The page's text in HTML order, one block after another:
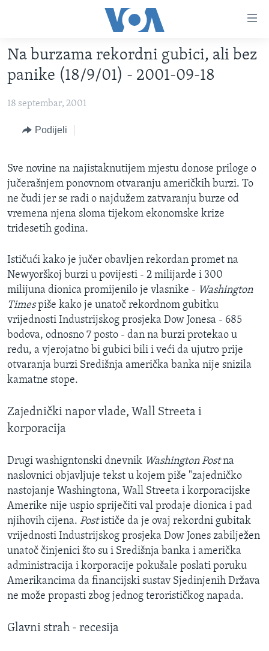
glavni
sadržaj
Pređi
na
navigaciju
na
pretragu
TV PROGRAM
VIDEO
FOTOGRAFIJE DANA
VIJESTI
BOSNA I HERCEGOVINA
SVIJET
SPECIJALNI PROJEKTI
KORUPCIJA
SLOBODA MEDIJA
ŽENSKA STRANA
IZBJEGLIČKA STRANA
MAGAZIN
O GLASU AMERIKE
Learning English
PRATITE NAS
Jezici
Na burzama rekordni gubici, ali bez
panike (18/9/01) - 2001-09-18
18 septembar, 2001
Podijeli
Sve novine na najistaknutijem mjestu donose priloge o
jučerašnjem ponovnom otvaranju američkih burzi. To
ne čudi jer se radi o najdužem zatvaranju burze od
vremena njena sloma tijekom ekonomske krize
tridesetih godina.
Ističući kako je jučer obavljen rekordan promet na
Newyorškoj burzi u povijesti - 2 milijarde i 300
milijuna dionica promijenilo je vlasnike - Washington
Timespiše kako je unatoč rekordnom gubitku
vrijednosti Industrijskog prosjeka Dow Jonesa - 685
bodova, odnosno 7 posto - dan na burzi protekao u
redu, a vjerojatno bi gubici bili i veći da ujutro prije
otvaranja burzi Središnja američka banka nije snizila
kamatne stope.
Zajednički napor vlade, Wall Streeta i
korporacija
Drugi washigntonski dnevnik Washington Postna
naslovnici objavljuje tekst u kojem piše "zajedničko
nastojanje Washingtona, Wall Streeta i korporacijske
Amerike nije uspio spriječiti val prodaje dionica i pad
njihovih cijena. Postističe da je ovaj rekordni gubitak
vrijednosti Industrijskog prosjeka Dow Jones zabilježen
unatoč činjenici što su i Središnja banka i američka
administracija i korporacije pokušale poslati poruku
Amerikancima da financijski sustav Sjedinjenih Država
ne može propasti zbog jednog terorističkog napada.
Glavni strah - recesija